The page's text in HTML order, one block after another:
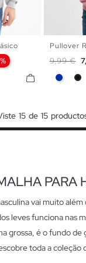
Pullover
Preço
9,99 €
Azul
15 de 15
PARA
vai muito além
leves funciona nas
grossa, é o fundo de
toda a coleção